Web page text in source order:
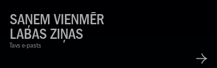
SAŅEM VIENMĒR
LABAS ZIŅAS
Tavs e-pasts